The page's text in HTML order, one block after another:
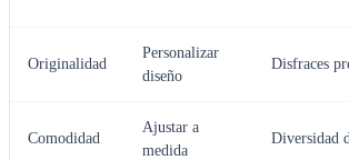
Originalidad
Personalizar
diseño
Disfraces
Comodidad
Ajustar a
medida
Diversidad